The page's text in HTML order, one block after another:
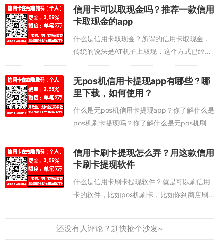
的，影响你的征信。这年头征信太重要了，如
果征信不好，你可能买房买车想贷款都难，逾
信用卡可以取现金吗？推荐一款信用
卡取现金的app
什么是信用卡取现金？所谓的信用卡取现金，
传统的说法是AT机子上取现，这个方式已经被
大家pass掉了，因为利息+手续费，太高了。
当然还有一些新型的取现金的方式，就是刷
取，用pos机刷取也流行过一段时间，...
无pos机信用卡提现app有哪些？哪
里下载，如何使用？
什么是无pos机信用卡提现app？你了解什么是
pos机刷卡提现吗？你了解什么是无pos机刷卡
提现吗？如果不了解，跟我们一起了解一下。
我们分三个方面来解读：第一：既然无pos机
的提现app，那就是一款软...
信用卡刷卡提现怎么弄？用这款信用
卡刷卡提现软件
什么是信用卡刷卡提现软件？就是可以刷信用
卡的软件，比如pos机刷卡，比如你到商店刷
里了，如果你使用个人的信用卡刷卡提现软件
刷卡，是把钱刷到自己的银行卡。这样就满...